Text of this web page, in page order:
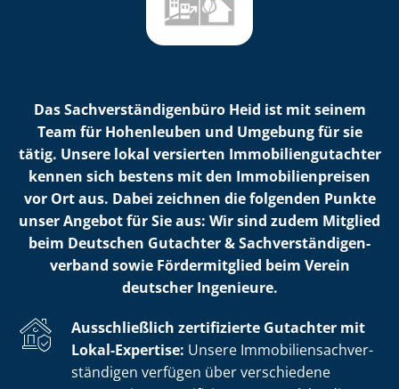
Das Sach­ver­stän­di­gen­bü­ro Heid ist mit seinem
Team für Hohenleuben und Umgebung für sie
tätig. Unsere lokal versierten Im­mo­bi­li­en­gut­ach­ter
kennen sich bestens mit den Im­mo­bi­li­en­prei­sen
vor Ort aus. Dabei zeichnen die folgenden Punkte
unser Angebot für Sie aus: Wir sind zudem Mitglied
beim Deutschen Gutachter & Sach­ver­stän­di­gen­
ver­band sowie Fördermitglied beim Verein
deutscher Ingenieure.
Ausschließlich zertifizierte Gutachter mit
Lokal-Expertise: Unsere Im­mo­bi­li­en­sach­ver­
stän­di­gen verfügen über verschiedene